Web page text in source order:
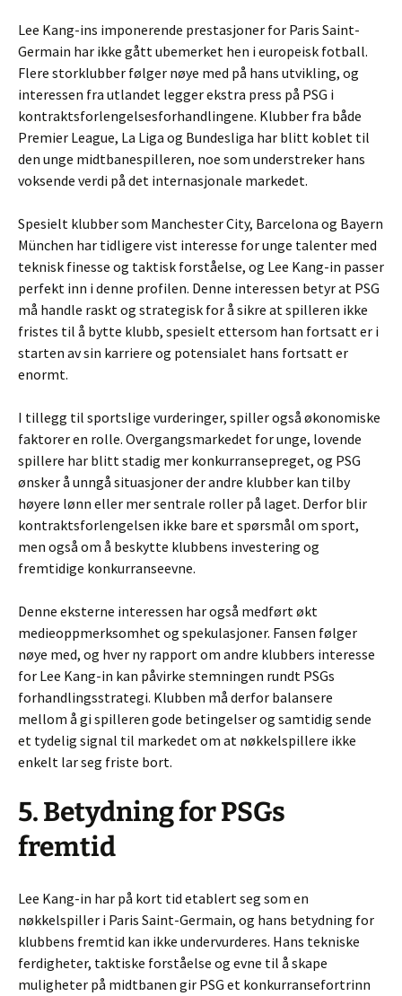
Lee Kang-ins imponerende prestasjoner for Paris Saint-
Germain har ikke gått ubemerket hen i europeisk fotball.
Flere storklubber følger nøye med på hans utvikling, og
interessen fra utlandet legger ekstra press på PSG i
kontraktsforlengelsesforhandlingene. Klubber fra både
Premier League, La Liga og Bundesliga har blitt koblet til
den unge midtbanespilleren, noe som understreker hans
voksende verdi på det internasjonale markedet.
Spesielt klubber som Manchester City, Barcelona og Bayern
München har tidligere vist interesse for unge talenter med
teknisk finesse og taktisk forståelse, og Lee Kang-in passer
perfekt inn i denne profilen. Denne interessen betyr at PSG
må handle raskt og strategisk for å sikre at spilleren ikke
fristes til å bytte klubb, spesielt ettersom han fortsatt er i
starten av sin karriere og potensialet hans fortsatt er
enormt.
I tillegg til sportslige vurderinger, spiller også økonomiske
faktorer en rolle. Overgangsmarkedet for unge, lovende
spillere har blitt stadig mer konkurransepreget, og PSG
ønsker å unngå situasjoner der andre klubber kan tilby
høyere lønn eller mer sentrale roller på laget. Derfor blir
kontraktsforlengelsen ikke bare et spørsmål om sport,
men også om å beskytte klubbens investering og
fremtidige konkurranseevne.
Denne eksterne interessen har også medført økt
medieoppmerksomhet og spekulasjoner. Fansen følger
nøye med, og hver ny rapport om andre klubbers interesse
for Lee Kang-in kan påvirke stemningen rundt PSGs
forhandlingsstrategi. Klubben må derfor balansere
mellom å gi spilleren gode betingelser og samtidig sende
et tydelig signal til markedet om at nøkkelspillere ikke
enkelt lar seg friste bort.
5. Betydning for PSGs
fremtid
Lee Kang-in har på kort tid etablert seg som en
nøkkelspiller i Paris Saint-Germain, og hans betydning for
klubbens fremtid kan ikke undervurderes. Hans tekniske
ferdigheter, taktiske forståelse og evne til å skape
muligheter på midtbanen gir PSG et konkurransefortrinn